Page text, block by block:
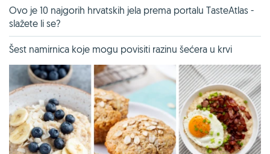
Ovo je 10 najgorih hrvatskih jela prema portalu TasteAtlas -
slažete li se?
Šest namirnica koje mogu povisiti razinu šećera u krvi